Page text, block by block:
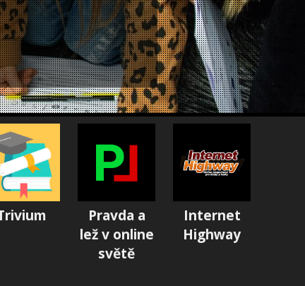
Pravda a
lež v online
světě
Internet
Highway